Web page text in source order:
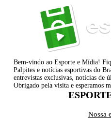
Bem-vindo ao Esporte e Mídia!
Palpites e notícias esportivas do
entrevistas exclusivas, notícias de
Obrigado pela visita e esperamos
Nossa